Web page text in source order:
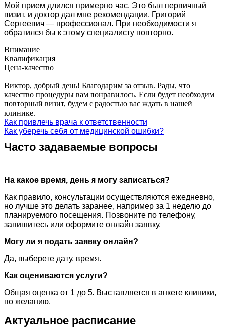
Мой прием длился примерно час. Это был первичный
визит, и доктор дал мне рекомендации. Григорий
Сергеевич — профессионал. При необходимости я
обратился бы к этому специалисту повторно.
Внимание
Квалификация
Цена-качество
Виктор, добрый день! Благодарим за отзыв. Рады, что
качество процедуры вам понравилось. Если будет необходим
повторный визит, будем с радостью вас ждать в нашей
клинике.
Как привлечь врача к ответственности
Как уберечь себя от медицинской ошибки?
Часто задаваемые вопросы
На какое время, день я могу записаться?
Как правило, консультации осуществляются ежедневно,
но лучше это делать заранее, например за 1 неделю до
планируемого посещения. Позвоните по телефону,
запишитесь или оформите онлайн заявку.
Могу ли я подать заявку онлайн?
Да, выберете дату, время.
Как оцениваются услуги?
Общая оценка от 1 до 5. Выставляется в анкете клиники,
по желанию.
Актуальное расписание